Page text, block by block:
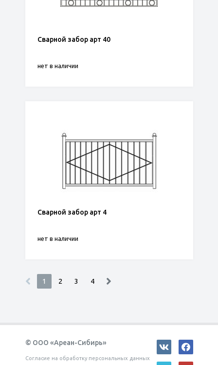
Сварной забор арт 40
нет в наличии
Сварной забор арт 4
нет в наличии
1 2 3 4
© ООО «Ареан-Сибирь»
Согласие на обработку персональных данных